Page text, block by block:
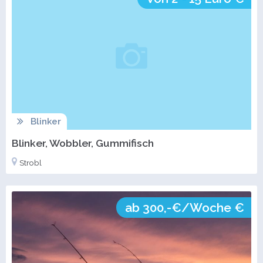
Blinker
Blinker, Wobbler, Gummifisch
Strobl
ab 300,-€/Woche €